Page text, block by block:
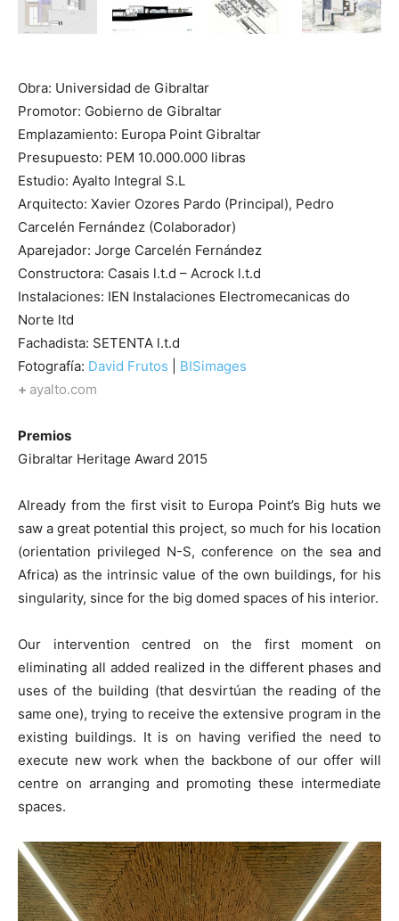
Obra: Universidad de Gibraltar
Promotor: Gobierno de Gibraltar
Emplazamiento: Europa Point Gibraltar
Presupuesto: PEM 10.000.000 libras
Estudio: Ayalto Integral S.L
Arquitecto: Xavier Ozores Pardo (Principal), Pedro
Carcelén Fernández (Colaborador)
Aparejador: Jorge Carcelén Fernández
Constructora: Casais l.t.d – Acrock l.t.d
Instalaciones: IEN Instalaciones Electromecanicas do
Norte ltd
Fachadista: SETENTA l.t.d
Fotografía: David Frutos
BISimages
+ ayalto.com
Premios
Gibraltar Heritage Award 2015
Already from the first visit to Europa Point’s Big huts we
saw a great potential this project, so much for his location
(orientation privileged N-S, conference on the sea and
Africa) as the intrinsic value of the own buildings, for his
singularity, since for the big domed spaces of his interior.
Our intervention centred on the first moment on
eliminating all added realized in the different phases and
uses of the building (that desvirtúan the reading of the
same one), trying to receive the extensive program in the
existing buildings. It is on having verified the need to
execute new work when the backbone of our offer will
centre on arranging and promoting these intermediate
spaces.